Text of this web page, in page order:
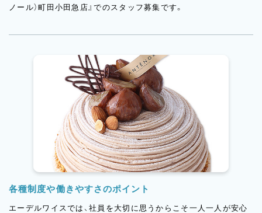
ノール）町田小田急店』でのスタッフ募集です。
各種制度や働きやすさのポイント
エーデルワイスでは、社員を大切に思うからこそ一人一人が安心